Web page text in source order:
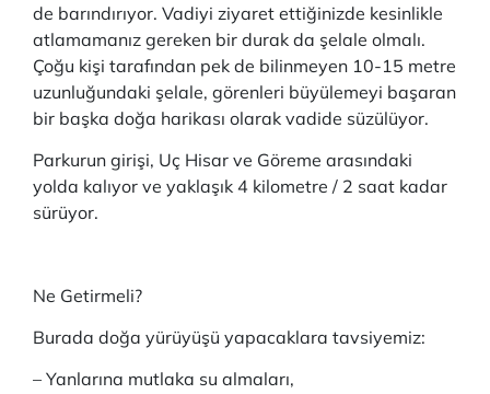
de barındırıyor. Vadiyi ziyaret ettiğinizde kesinlikle
atlamamanız gereken bir durak da şelale olmalı.
Çoğu kişi tarafından pek de bilinmeyen 10-15 metre
uzunluğundaki şelale, görenleri büyülemeyi başaran
bir başka doğa harikası olarak vadide süzülüyor.
Parkurun girişi, Uç Hisar ve Göreme arasındaki
yolda kalıyor ve yaklaşık 4 kilometre / 2 saat kadar
sürüyor.
Ne Getirmeli?
Burada doğa yürüyüşü yapacaklara tavsiyemiz:
– Yanlarına mutlaka su almaları,